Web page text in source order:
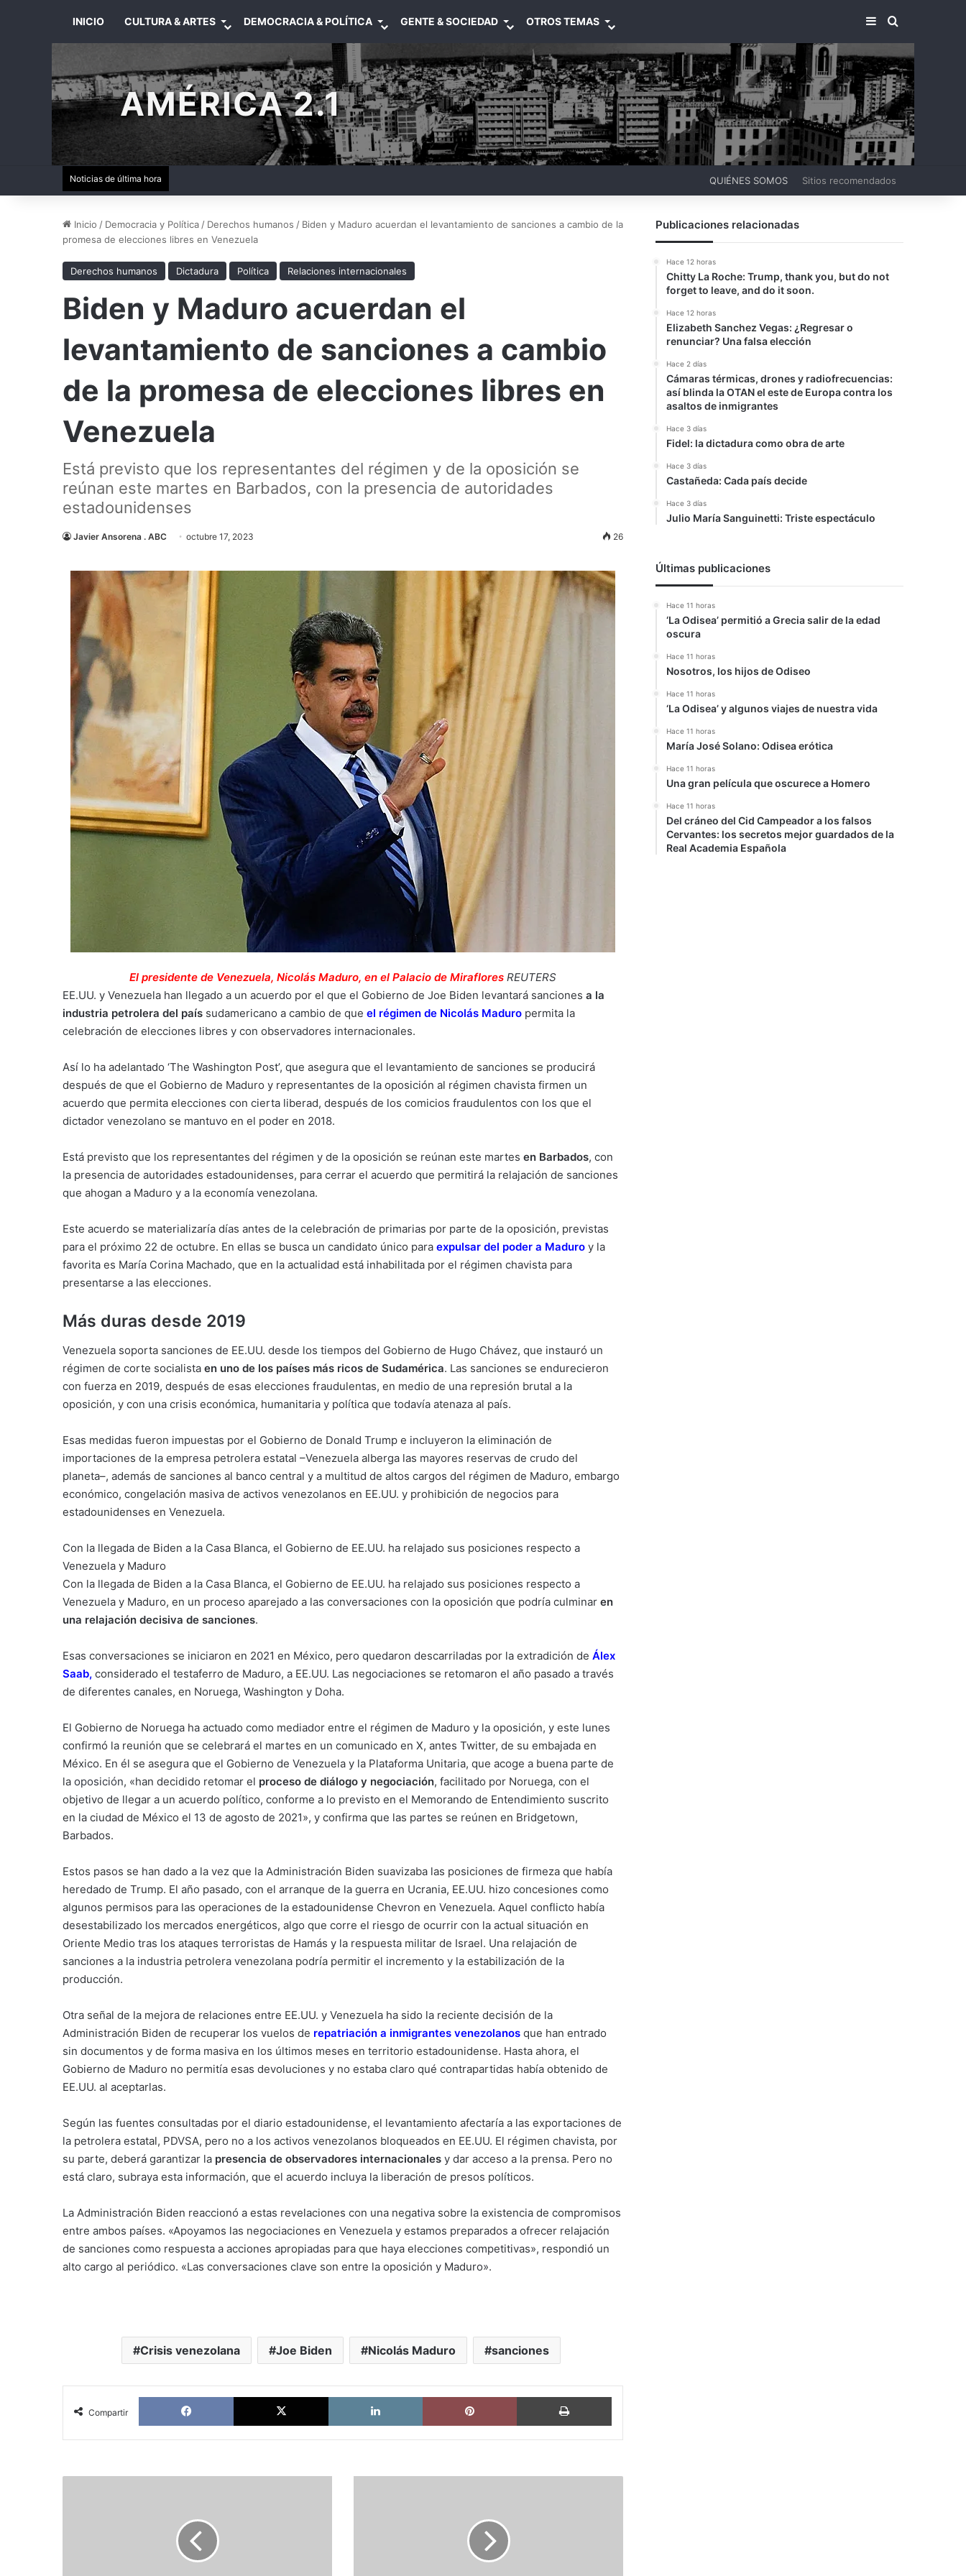
INICIO CULTURA & ARTES DEMOCRACIA & POLÍTICA GENTE & SOCIEDAD OTROS TEMAS BARRA LATERAL
BUSCAR
AMÉRICA 2.1
Noticias de última hora QUIÉNES SOMOS Sitios recomendados
Inicio / Democracia y Política / Derechos humanos / Biden y Maduro acuerdan el levantamiento de sanciones a cambio de la
promesa de elecciones libres en Venezuela
Derechos humanos Dictadura Política Relaciones internacionales
Biden y Maduro acuerdan el
levantamiento de sanciones a cambio
de la promesa de elecciones libres en
Venezuela
Está previsto que los representantes del régimen y de la oposición se
reúnan este martes en Barbados, con la presencia de autoridades
estadounidenses
Javier Ansorena . ABC octubre 17, 2023 26
El presidente de Venezuela, Nicolás Maduro, en el Palacio de Miraflores REUTERS
EE.UU. y Venezuela han llegado a un acuerdo por el que el Gobierno de Joe Biden levantará sanciones a la
industria petrolera del país sudamericano a cambio de que el régimen de Nicolás Maduro permita la
celebración de elecciones libres y con observadores internacionales.
Así lo ha adelantado ‘The Washington Post’, que asegura que el levantamiento de sanciones se producirá
después de que el Gobierno de Maduro y representantes de la oposición al régimen chavista firmen un
acuerdo que permita elecciones con cierta liberad, después de los comicios fraudulentos con los que el
dictador venezolano se mantuvo en el poder en 2018.
Está previsto que los representantes del régimen y de la oposición se reúnan este martes en Barbados, con
la presencia de autoridades estadounidenses, para cerrar el acuerdo que permitirá la relajación de sanciones
que ahogan a Maduro y a la economía venezolana.
Este acuerdo se materializaría días antes de la celebración de primarias por parte de la oposición, previstas
para el próximo 22 de octubre. En ellas se busca un candidato único para expulsar del poder a Maduro y la
favorita es María Corina Machado, que en la actualidad está inhabilitada por el régimen chavista para
presentarse a las elecciones.
Más duras desde 2019
Venezuela soporta sanciones de EE.UU. desde los tiempos del Gobierno de Hugo Chávez, que instauró un
régimen de corte socialista en uno de los países más ricos de Sudamérica. Las sanciones se endurecieron
con fuerza en 2019, después de esas elecciones fraudulentas, en medio de una represión brutal a la
oposición, y con una crisis económica, humanitaria y política que todavía atenaza al país.
Esas medidas fueron impuestas por el Gobierno de Donald Trump e incluyeron la eliminación de
importaciones de la empresa petrolera estatal –Venezuela alberga las mayores reservas de crudo del
planeta–, además de sanciones al banco central y a multitud de altos cargos del régimen de Maduro, embargo
económico, congelación masiva de activos venezolanos en EE.UU. y prohibición de negocios para
estadounidenses en Venezuela.
Con la llegada de Biden a la Casa Blanca, el Gobierno de EE.UU. ha relajado sus posiciones respecto a
Venezuela y Maduro
Con la llegada de Biden a la Casa Blanca, el Gobierno de EE.UU. ha relajado sus posiciones respecto a
Venezuela y Maduro, en un proceso aparejado a las conversaciones con la oposición que podría culminar en
una relajación decisiva de sanciones.
Esas conversaciones se iniciaron en 2021 en México, pero quedaron descarriladas por la extradición de Álex
Saab, considerado el testaferro de Maduro, a EE.UU. Las negociaciones se retomaron el año pasado a través
de diferentes canales, en Noruega, Washington y Doha.
El Gobierno de Noruega ha actuado como mediador entre el régimen de Maduro y la oposición, y este lunes
confirmó la reunión que se celebrará el martes en un comunicado en X, antes Twitter, de su embajada en
México. En él se asegura que el Gobierno de Venezuela y la Plataforma Unitaria, que acoge a buena parte de
la oposición, «han decidido retomar el proceso de diálogo y negociación, facilitado por Noruega, con el
objetivo de llegar a un acuerdo político, conforme a lo previsto en el Memorando de Entendimiento suscrito
en la ciudad de México el 13 de agosto de 2021», y confirma que las partes se reúnen en Bridgetown,
Barbados.
Estos pasos se han dado a la vez que la Administración Biden suavizaba las posiciones de firmeza que había
heredado de Trump. El año pasado, con el arranque de la guerra en Ucrania, EE.UU. hizo concesiones como
algunos permisos para las operaciones de la estadounidense Chevron en Venezuela. Aquel conflicto había
desestabilizado los mercados energéticos, algo que corre el riesgo de ocurrir con la actual situación en
Oriente Medio tras los ataques terroristas de Hamás y la respuesta militar de Israel. Una relajación de
sanciones a la industria petrolera venezolana podría permitir el incremento y la estabilización de la
producción.
Otra señal de la mejora de relaciones entre EE.UU. y Venezuela ha sido la reciente decisión de la
Administración Biden de recuperar los vuelos de repatriación a inmigrantes venezolanos que han entrado
sin documentos y de forma masiva en los últimos meses en territorio estadounidense. Hasta ahora, el
Gobierno de Maduro no permitía esas devoluciones y no estaba claro qué contrapartidas había obtenido de
EE.UU. al aceptarlas.
Según las fuentes consultadas por el diario estadounidense, el levantamiento afectaría a las exportaciones de
la petrolera estatal, PDVSA, pero no a los activos venezolanos bloqueados en EE.UU. El régimen chavista, por
su parte, deberá garantizar la presencia de observadores internacionales y dar acceso a la prensa. Pero no
está claro, subraya esta información, que el acuerdo incluya la liberación de presos políticos.
La Administración Biden reaccionó a estas revelaciones con una negativa sobre la existencia de compromisos
entre ambos países. «Apoyamos las negociaciones en Venezuela y estamos preparados a ofrecer relajación
de sanciones como respuesta a acciones apropiadas para que haya elecciones competitivas», respondió un
alto cargo al periódico. «Las conversaciones clave son entre la oposición y Maduro».
Crisis venezolana Joe Biden Nicolás Maduro sanciones
Compartir
Facebook X LinkedIn Pinterest Imprimir
Publicaciones relacionadas
Hace 12 horas
Chitty La Roche: Trump, thank you, but do not
forget to leave, and do it soon.
Hace 12 horas
Elizabeth Sanchez Vegas: ¿Regresar o
renunciar? Una falsa elección
Hace 2 días
Cámaras térmicas, drones y radiofrecuencias:
así blinda la OTAN el este de Europa contra los
asaltos de inmigrantes
Hace 3 días
Fidel: la dictadura como obra de arte
Hace 3 días
Castañeda: Cada país decide
Hace 3 días
Julio María Sanguinetti: Triste espectáculo
Últimas publicaciones
Hace 11 horas
‘La Odisea’ permitió a Grecia salir de la edad
oscura
Hace 11 horas
Nosotros, los hijos de Odiseo
Hace 11 horas
‘La Odisea’ y algunos viajes de nuestra vida
Hace 11 horas
María José Solano: Odisea erótica
Hace 11 horas
Una gran película que oscurece a Homero
Hace 11 horas
Del cráneo del Cid Campeador a los falsos
Cervantes: los secretos mejor guardados de la
Real Academia Española